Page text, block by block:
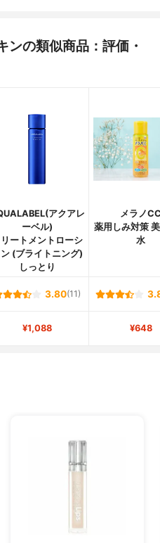
の類似商品：評価・
アクアレ
ーベル)
リートメントローシ
ン (ブライトニング)
しっとり
メラノ
薬用しみ対策
水
3.80(11)
¥1,088 ¥648